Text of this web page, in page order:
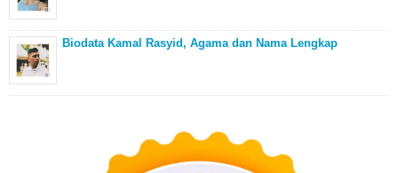
Biodata Kamal Rasyid, Agama dan Nama Lengkap